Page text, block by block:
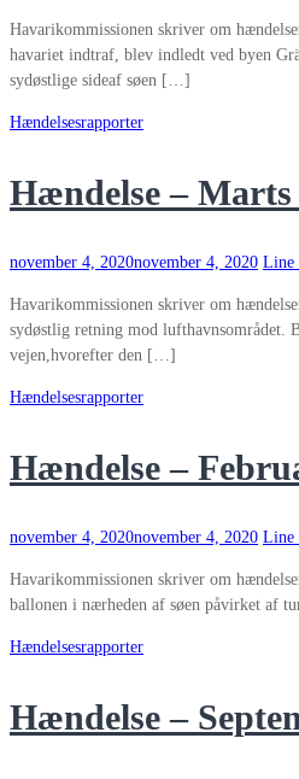
Havarikommissionen skriver om
havariet indtraf, blev indledt ved byen
sydøstlige sideaf søen […]
Hændelsesrapporter
Hændelse – Marts
november 4, 2020november 4, 2020 Line
Havarikommissionen skriver om
sydøstlig retning mod lufthavnsområdet.
vejen,hvorefter den […]
Hændelsesrapporter
Hændelse –
november 4, 2020november 4, 2020 Line
Havarikommissionen skriver om
ballonen i nærheden af søen påvirket af
Hændelsesrapporter
Hændelse –